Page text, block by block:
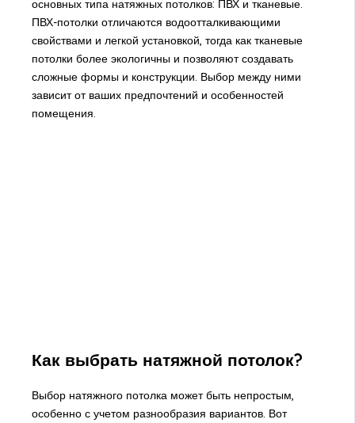
основных типа натяжных потолков: ПВХ и тканевые.
ПВХ-потолки отличаются водоотталкивающими
свойствами и легкой установкой, тогда как тканевые
потолки более экологичны и позволяют создавать
сложные формы и конструкции. Выбор между ними
зависит от ваших предпочтений и особенностей
помещения.
Как выбрать натяжной потолок?
Выбор натяжного потолка может быть непростым,
особенно с учетом разнообразия вариантов. Вот